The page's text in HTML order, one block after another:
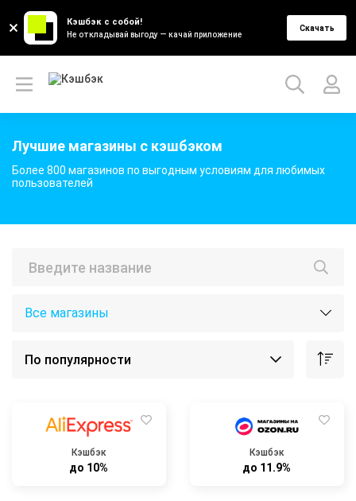
Кэшбэк с собой!
Не откладывай выгоду — качай приложение
Скачать
Лучшие магазины с кэшбэком
Более 800 магазинов по выгодным условиям для любимых
пользователей
Все магазины
Кэшбэк
до 10%
Кэшбэк
до 11.9%